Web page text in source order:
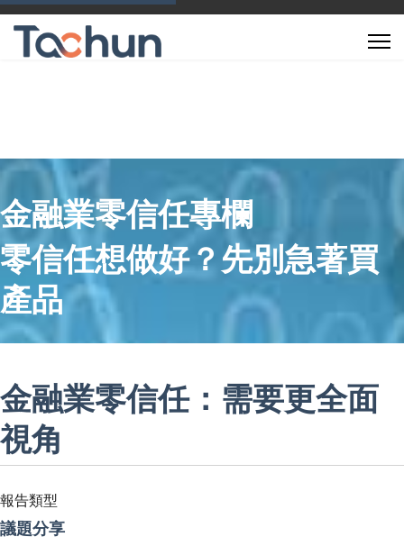
金融業零信任專欄
零信任想做好？先別急著買
產品
金融業零信任：需要更全面
視角
報告類型
議題分享